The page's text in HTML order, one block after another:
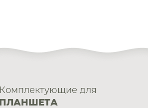
Комплектующие для
ПЛАНШЕТА